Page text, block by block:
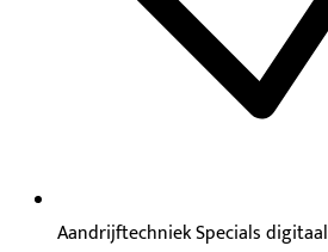
Aandrijftechniek Specials digitaal